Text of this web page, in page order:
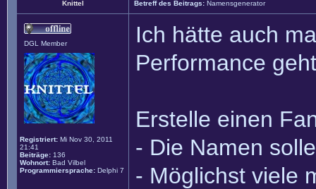
Knittel Betreff des Beitrags: Namensgenerator
DGL Member
Registriert: Mi Nov 30, 2011
21:41
Beiträge: 136
Wohnort: Bad Vilbel
Programmiersprache: Delphi 7
Ich hätte auch
Performance
Erstelle einen
- Die Namen
- Möglichst viele